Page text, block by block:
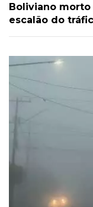
Boliviano
escalão do